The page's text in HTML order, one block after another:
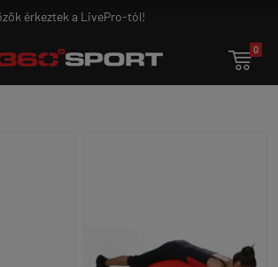
Ground Game - az igazi harcosoknak!

0